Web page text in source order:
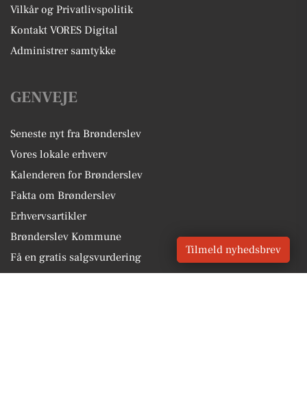
Vilkår og Privatlivspolitik
Kontakt VORES Digital
Administrer samtykke
GENVEJE
Seneste nyt fra Brønderslev
Vores lokale erhverv
Kalenderen for Brønderslev
Fakta om Brønderslev
Erhvervsartikler
Brønderslev Kommune
Få en gratis salgsvurdering
Tilmeld nyhedsbrev